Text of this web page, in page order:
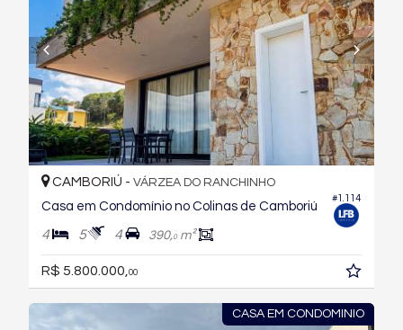
#1.114
CAMBORIÚ - VÁRZEA DO RANCHINHO
Casa em Condomínio no Colinas de Camboriú
4 5 4 390,0m²
R$ 5.800.000,00
CASA EM CONDOMINIO